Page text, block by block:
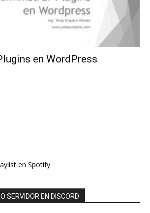
en WordPress
en Spotify
SERVIDOR EN DISCORD